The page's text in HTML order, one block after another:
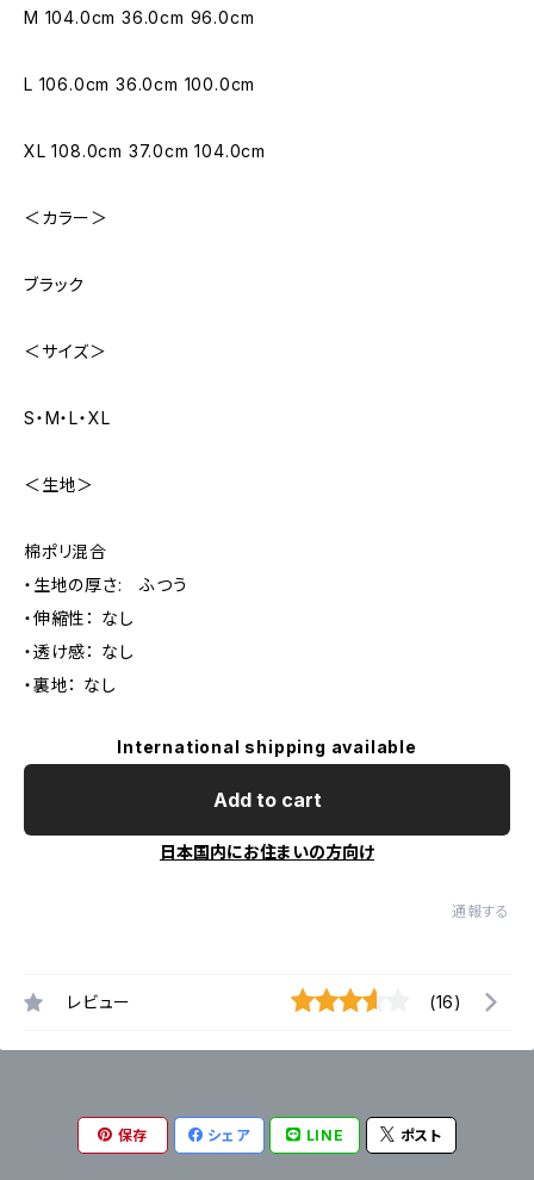
M 104.0cm 36.0cm 96.0cm
L 106.0cm 36.0cm 100.0cm
XL 108.0cm 37.0cm 104.0cm
＜カラー＞
ブラック
＜サイズ＞
S・M・L・XL
＜生地＞
棉ポリ混合
・生地の厚さ: ふつう
・伸縮性： なし
・透け感： なし
・裏地： なし
International shipping available
Add to cart
日本国内にお住まいの方向け
通報する
レビュー (16)
保存 シェア LINE ポスト